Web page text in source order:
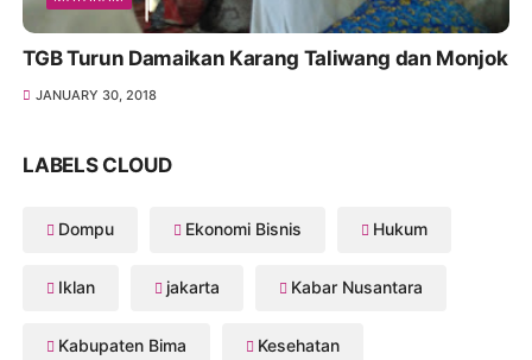
TGB Turun Damaikan Karang Taliwang dan Monjok
JANUARY 30, 2018
LABELS CLOUD
Dompu Ekonomi Bisnis Hukum
Iklan jakarta Kabar Nusantara
Kabupaten Bima Kesehatan